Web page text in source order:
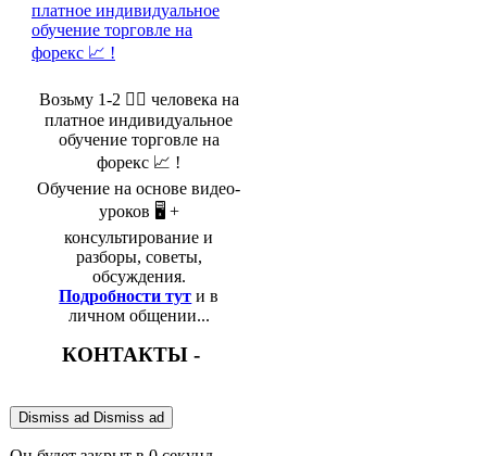
Возьму 1-2 🤵‍♂️ человека на
платное индивидуальное
обучение торговле на
форекс 📈 !
Обучение на основе видео-
уроков 🖥️ +
консультирование и
разборы, советы,
обсуждения.
Подробности тут и в
личном общении...
КОНТАКТЫ -
Dismiss ad Dismiss ad